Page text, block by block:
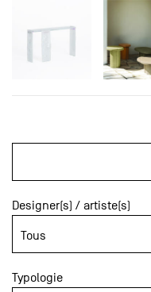
Designer(s) / artiste(s)
Typologie